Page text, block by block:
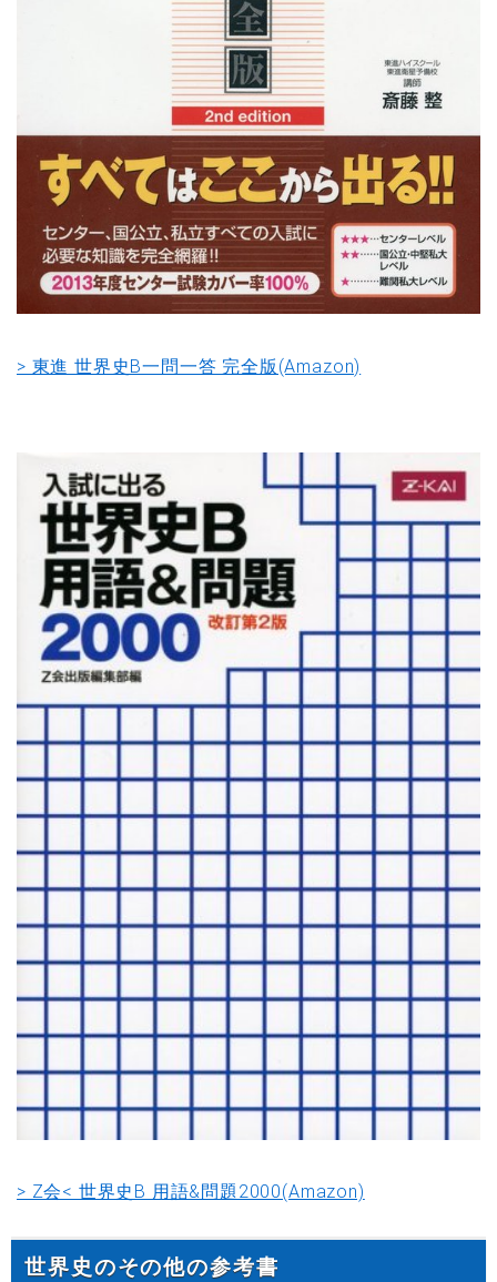
> 東進 世界史B一問一答 完全版(Amazon)
> Z会< 世界史B 用語&問題2000(Amazon)
世界史のその他の参考書